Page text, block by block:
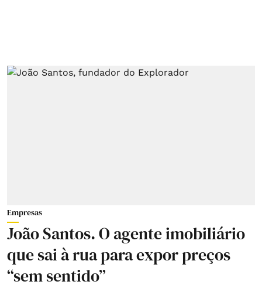
Empresas
João Santos. O agente imobiliário
que sai à rua para expor preços
“sem sentido”